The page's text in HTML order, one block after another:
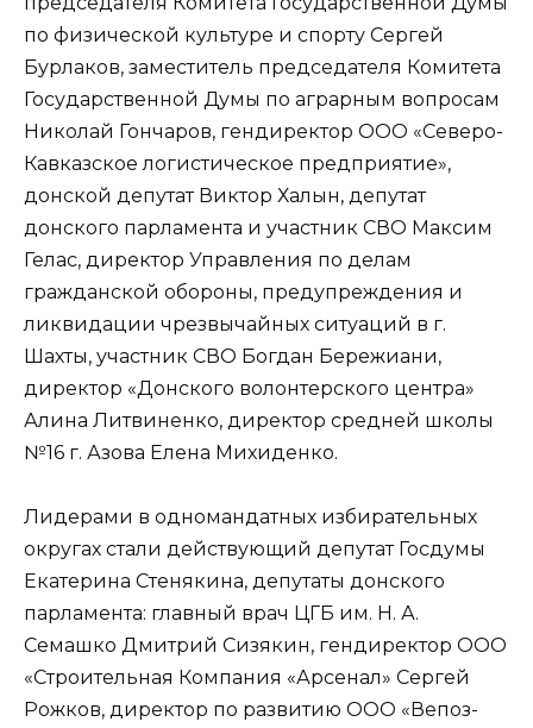
по физической культуре и спорту Сергей
Бурлаков, заместитель председателя Комитета
Государственной Думы по аграрным вопросам
Николай Гончаров, гендиректор ООО «Северо-
Кавказское логистическое предприятие»,
донской депутат Виктор Халын, депутат
донского парламента и участник СВО Максим
Гелас, директор Управления по делам
гражданской обороны, предупреждения и
ликвидации чрезвычайных ситуаций в г.
Шахты, участник СВО Богдан Бережиани,
директор «Донского волонтерского центра»
Алина Литвиненко, директор средней школы
№16 г. Азова Елена Михиденко.
Лидерами в одномандатных избирательных
округах стали действующий депутат Госдумы
Екатерина Стенякина, депутаты донского
парламента: главный врач ЦГБ им. Н. А.
Семашко Дмитрий Сизякин, гендиректор ООО
«Строительная Компания «Арсенал» Сергей
Рожков, директор по развитию ООО «Вепоз-